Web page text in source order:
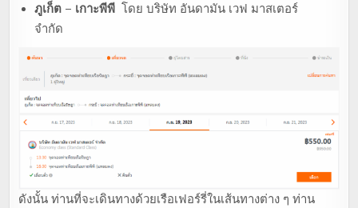
ภูเก็ต – เกาะพีพี โดย บริษัท อันดามัน เวฟ มาสเตอร์
จำกัด
ดังนั้น ท่านที่จะเดินทางด้วยเรือเฟอร์รี่ในเส้นทางต่าง ๆ ท่าน